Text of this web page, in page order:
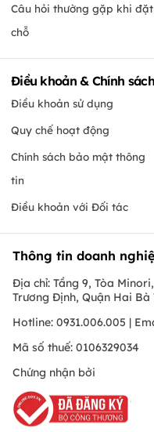
Câu hỏi thường gặp khi đặt
chỗ
Điều khoản & Chính sách
Điều khoản sử dụng
Quy chế hoạt động
Chính sách bảo mật thông
tin
Điều khoản với Đối tác
Thông tin doanh
Địa chỉ: Tầng 9, Tòa
Trương Định, Quận Hai Bà
Hotline: 0931.006.005 |
Mã số thuế: 0106329034
Chứng nhận bởi